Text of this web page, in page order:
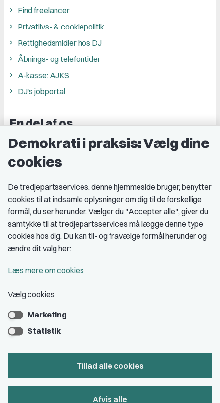
Find freelancer
Privatlivs- & cookiepolitik
Rettighedsmidler hos DJ
Åbnings- og telefontider
A-kasse: AJKS
DJ's jobportal
En del af os
Grupper og kredse
Studenterorganisationer
Medlemskab
Fordele som medlem
Kontingent
Bliv medlem
Privatlivs- & cookiepolitik
Demokrati i praksis: Vælg dine
cookies
De tredjepartsservices, denne hjemmeside bruger, benytter
cookies til at indsamle oplysninger om dig til de forskellige
formål, du ser herunder. Vælger du "Accepter alle", giver du
samtykke til at tredjepartsservices må lægge denne type
cookies hos dig. Du kan til- og fravælge formål herunder og
ændre dit valg her:
Læs mere om cookies
Vælg cookies
Marketing
Statistik
Tillad alle cookies
Afvis alle